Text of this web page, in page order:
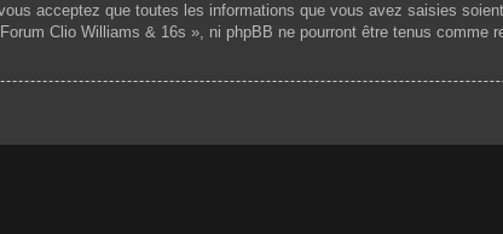
acceptez que toutes les informations que vous avez saisies
Clio Williams & 16s », ni phpBB ne pourront être tenus comme